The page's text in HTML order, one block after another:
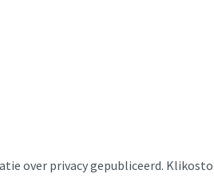
over privacy gepubliceerd.